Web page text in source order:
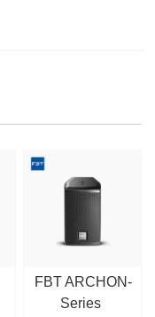
FBT ARCHON-
Series